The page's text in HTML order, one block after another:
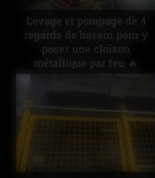
Levage et pompage de 4
regards de bassin pour y
poser une cloison
métallique par feu 🔥
#industrie